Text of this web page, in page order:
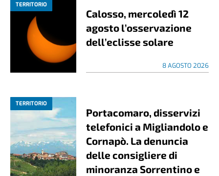
TERRITORIO
Calosso, mercoledì 12
agosto l’osservazione
dell’eclisse solare
8 AGOSTO 2026
TERRITORIO
Portacomaro, disservizi
telefonici a Migliandolo e
Cornapò. La denuncia
delle consigliere di
minoranza Sorrentino e